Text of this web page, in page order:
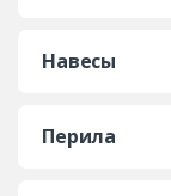
Навесы
Перила